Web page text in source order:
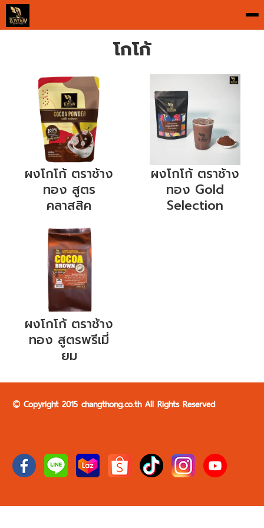
โกโก้
ผงโกโก้ ตราช้าง
ทอง สูตร
คลาสสิค
ผงโกโก้ ตราช้าง
ทอง Gold
Selection
ผงโกโก้ ตราช้าง
ทอง สูตรพรีเมี่
ยม
© Copyright 2015 changthong.co.th All Rights Reserved